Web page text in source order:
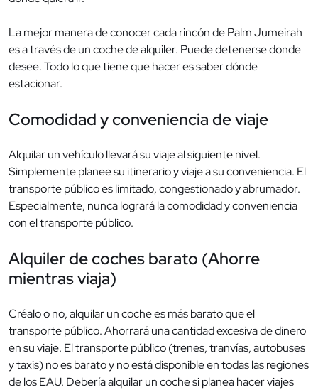
La mejor manera de conocer cada rincón de Palm Jumeirah
es a través de un coche de alquiler. Puede detenerse donde
desee. Todo lo que tiene que hacer es saber dónde
estacionar.
Comodidad y conveniencia de viaje
Alquilar un vehículo llevará su viaje al siguiente nivel.
Simplemente planee su itinerario y viaje a su conveniencia. El
transporte público es limitado, congestionado y abrumador.
Especialmente, nunca logrará la comodidad y conveniencia
con el transporte público.
Alquiler de coches barato (Ahorre
mientras viaja)
Créalo o no, alquilar un coche es más barato que el
transporte público. Ahorrará una cantidad excesiva de dinero
en su viaje. El transporte público (trenes, tranvías, autobuses
y taxis) no es barato y no está disponible en todas las regiones
de los EAU. Debería alquilar un coche si planea hacer viajes